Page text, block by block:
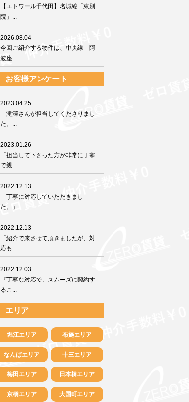
【エトワール千代田】名城線「東別
院」...
2026.08.04
今回ご紹介する物件は、中央線「阿
波座...
お客様アンケート
2023.04.25
「滝澤さんが担当してくださりまし
た。...
2023.01.26
「担当して下さった方が非常に丁寧
で親...
2022.12.13
「丁寧に対応していただきまし
た。」
2022.12.13
「紹介で来させて頂きましたが、対
応も...
2022.12.03
『丁寧な対応で、スムーズに契約す
るこ...
エリア
堀江エリア 布施エリア
なんばエリア 十三エリア
梅田エリア 日本橋エリア
京橋エリア 大国町エリア